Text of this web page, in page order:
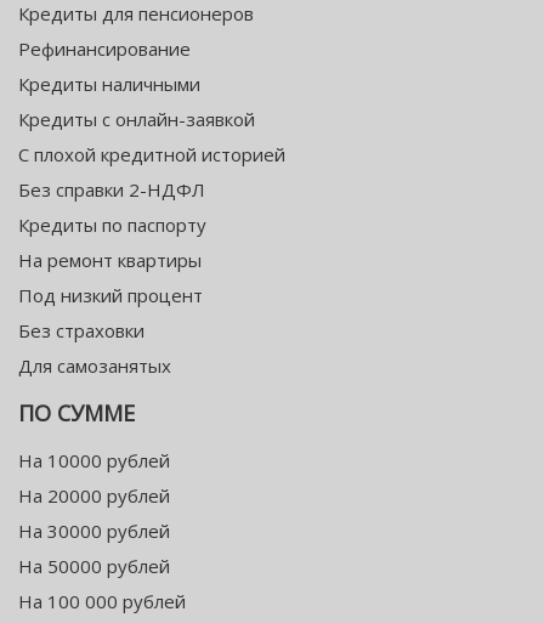
Кредиты для пенсионеров
Рефинансирование
Кредиты наличными
Кредиты с онлайн-заявкой
С плохой кредитной историей
Без справки 2-НДФЛ
Кредиты по паспорту
На ремонт квартиры
Под низкий процент
Без страховки
Для самозанятых
ПО СУММЕ
На 10000 рублей
На 20000 рублей
На 30000 рублей
На 50000 рублей
На 100 000 рублей